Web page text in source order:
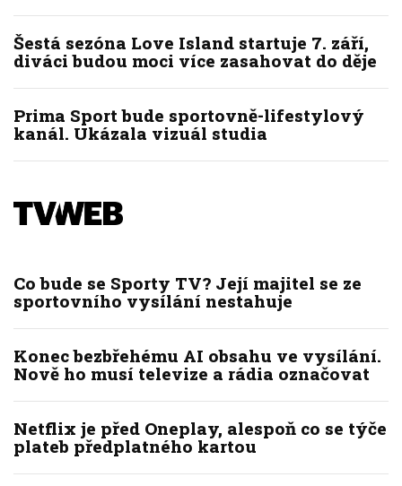
Šestá sezóna Love Island startuje 7. září,
diváci budou moci více zasahovat do děje
Prima Sport bude sportovně-lifestylový
kanál. Ukázala vizuál studia
Co bude se Sporty TV? Její majitel se ze
sportovního vysílání nestahuje
Konec bezbřehému AI obsahu ve vysílání.
Nově ho musí televize a rádia označovat
Netflix je před Oneplay, alespoň co se týče
plateb předplatného kartou